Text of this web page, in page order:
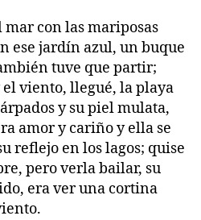
con las mariposas
ese jardín azul, un buque
tuve que partir;
viento, llegué, la playa
y su piel mulata,
amor y cariño y ella se
reflejo en los lagos; quise
pero verla bailar, su
era ver una cortina